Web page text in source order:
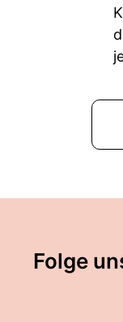
Folge